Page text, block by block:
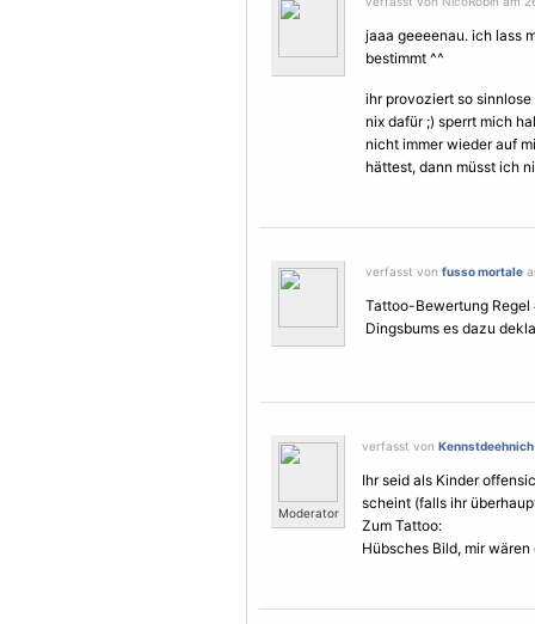
jaaa geeeenau. ich lass
bestimmt ^^
ihr provoziert so
nix dafür ;) sperrt mich
nicht immer wieder auf
hättest, dann müsst ich
verfasst von fusso mortale
Tattoo-Bewertung
Dingsbums es dazu
Moderator
verfasst von Kennstdeehnich
Ihr seid als Kinder
scheint (falls ihr
Zum Tattoo:
Hübsches Bild, mir